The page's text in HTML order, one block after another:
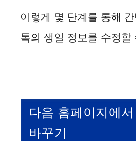
이렇게 몇 단계를 통해
톡의 생일 정보를 수정할
다음 홈페이지에
바꾸기